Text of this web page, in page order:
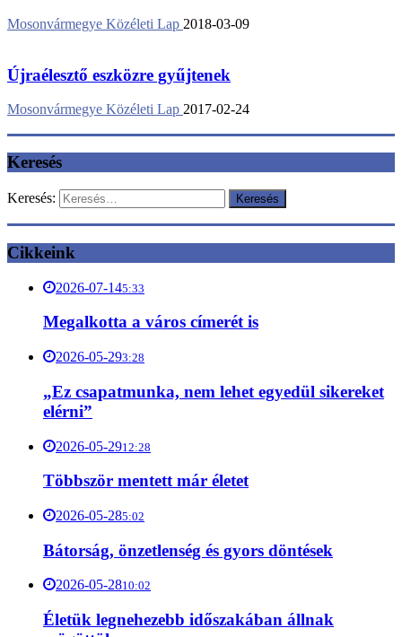
Mosonvármegye Közéleti Lap 2018-03-09
Újraélesztő eszközre gyűjtenek
Mosonvármegye Közéleti Lap 2017-02-24
Keresés
Keresés:
Cikkeink
2026-07-145:33
Megalkotta a város címerét is
2026-05-293:28
„Ez csapatmunka, nem lehet egyedül sikereket
elérni”
2026-05-2912:28
Többször mentett már életet
2026-05-285:02
Bátorság, önzetlenség és gyors döntések
2026-05-2810:02
Életük legnehezebb időszakában állnak